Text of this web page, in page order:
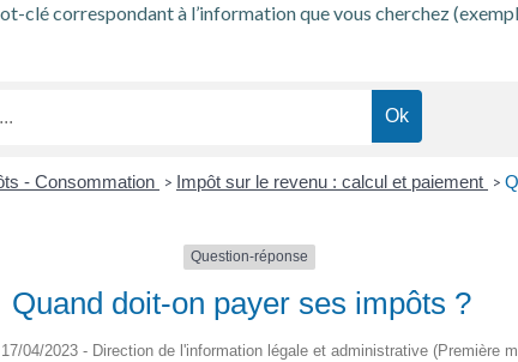
correspondant à l’information que vous cherchez
- Consommation > Impôt sur le revenu : calcul et paiement >
Question-réponse
Quand doit-on payer ses impôts ?
04/2023 - Direction de l'information légale et administrative (Première